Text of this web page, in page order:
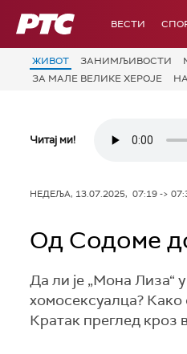
РТС ВЕСТИ
ЖИВОТ ЗАНИМЉИВОСТИ
ЗА МАЛЕ ВЕЛИКЕ ХЕРОЈЕ
Читај ми!
НЕДЕЉА, 13.07.2025, 07:19 ->
Од Содоме
Да ли је „Мона Лиза“
хомосексуалца?
Кратак преглед кроз